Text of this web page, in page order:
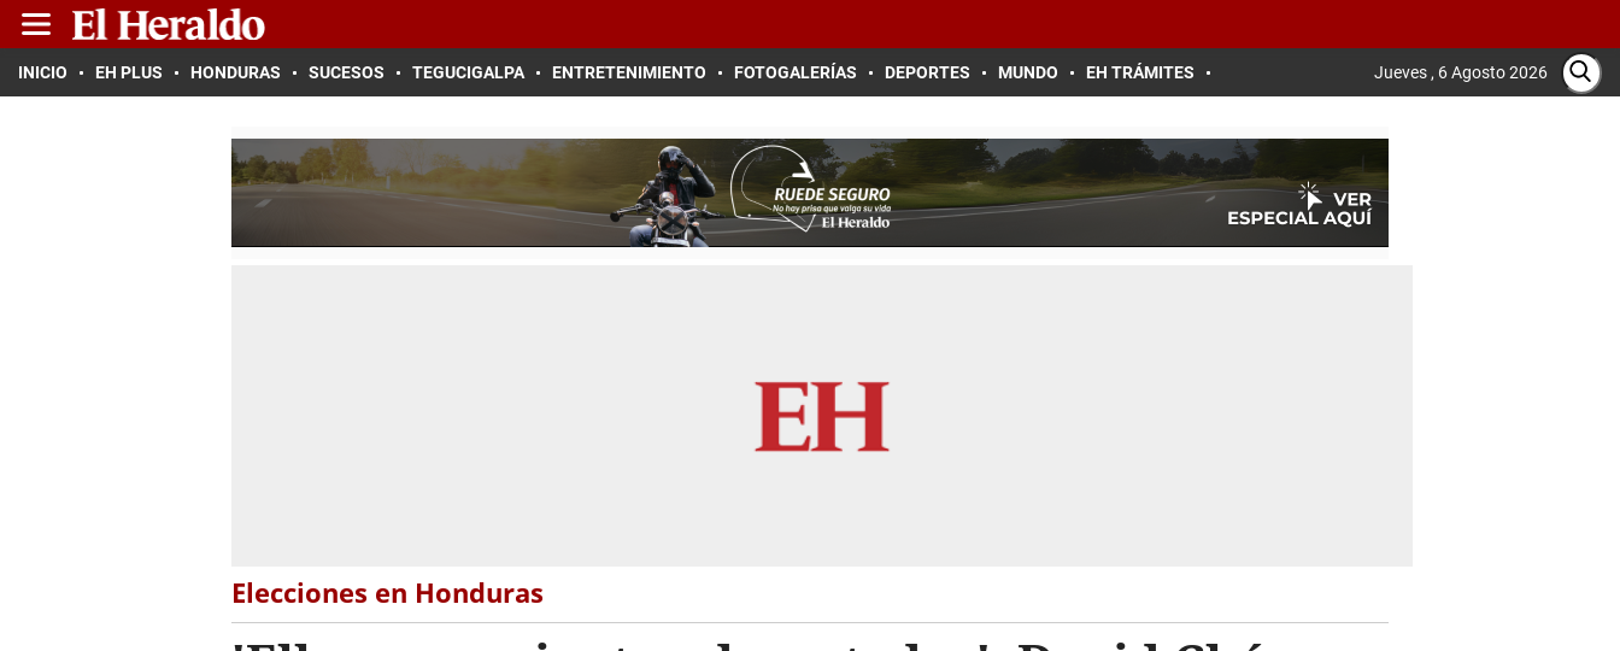
INICIO EH PLUS HONDURAS SUCESOS TEGUCIGALPA ENTRETENIMIENTO FOTOGALERÍAS DEPORTES MUNDO EH TRÁMITES Jueves , 6 Agosto 2026
Elecciones en Honduras